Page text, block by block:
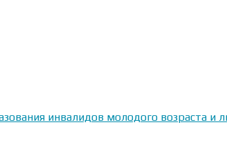
инвалидов молодого возраста